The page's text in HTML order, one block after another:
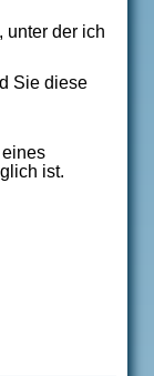
unter der ich
Sie diese
eines
ist.